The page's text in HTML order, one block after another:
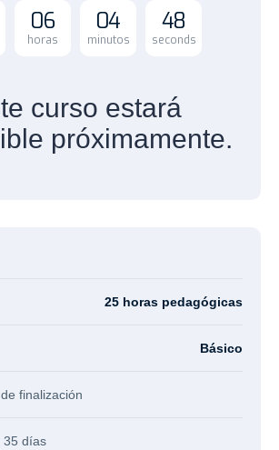
horas
06
minutos
04
seconds
48
curso estará
próximamente.
25 horas pedagógicas
Básico
finalización
35 días